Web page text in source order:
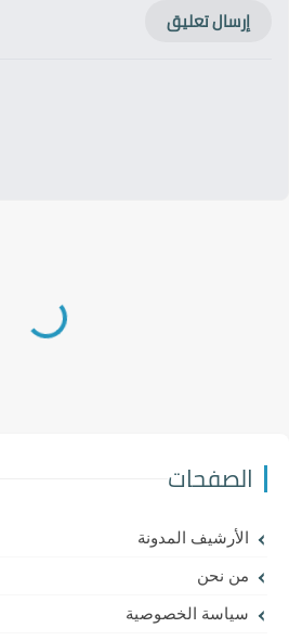
إرسال تعليق
الصفحات
الأرشيف المدونة
من نحن
سياسة الخصوصية